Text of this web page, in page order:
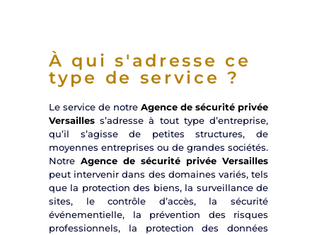
À qui s'adresse ce
type de service ?
Le service de notre Agence de sécurité privée
Versailles s’adresse à tout type d’entreprise,
qu’il s’agisse de petites structures, de
moyennes entreprises ou de grandes sociétés.
Notre Agence de sécurité privée Versailles
peut intervenir dans des domaines variés, tels
que la protection des biens, la surveillance de
sites, le contrôle d’accès, la sécurité
événementielle, la prévention des risques
professionnels, la protection des données